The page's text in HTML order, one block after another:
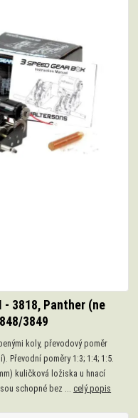
3818, Panther (ne
3849
koly, převodový poměr
Převodní poměry 1:3; 1:4; 1:5.
kuličková ložiska u hnací
schopné bez ... celý popis